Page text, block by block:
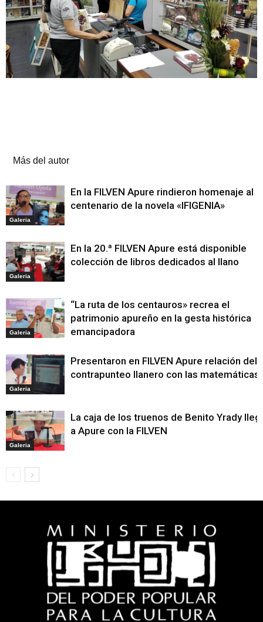
Más del autor
Galeria
En la FILVEN Apure rindieron homenaje al
centenario de la novela «IFIGENIA»
Galeria
En la 20.ª FILVEN Apure está disponible
colección de libros dedicados al llano
Galeria
“La ruta de los centauros» recrea el
patrimonio apureño en la gesta histórica
emancipadora
Galeria
Presentaron en FILVEN Apure relación del
contrapunteo llanero con las matemáticas
Galeria
La caja de los truenos de Benito Yrady
a Apure con la FILVEN